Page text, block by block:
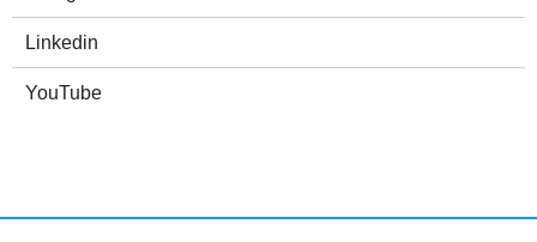
Linkedin
YouTube